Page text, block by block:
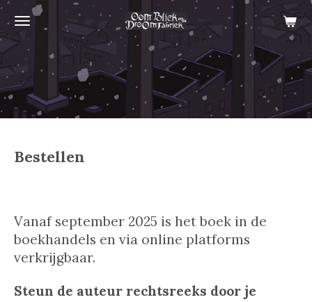
Ga
naar
de
hoofdinhoud
Bestellen
Vanaf september 2025 is het boek in de
boekhandels en via online platforms
verkrijgbaar.
Steun de auteur rechtsreeks door je